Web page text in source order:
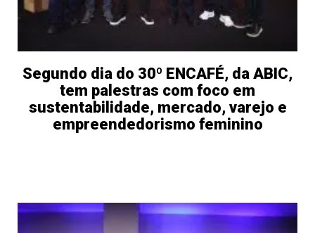
Segundo dia do 30º ENCAFÉ, da ABIC,
tem palestras com foco em
sustentabilidade, mercado, varejo e
empreendedorismo feminino